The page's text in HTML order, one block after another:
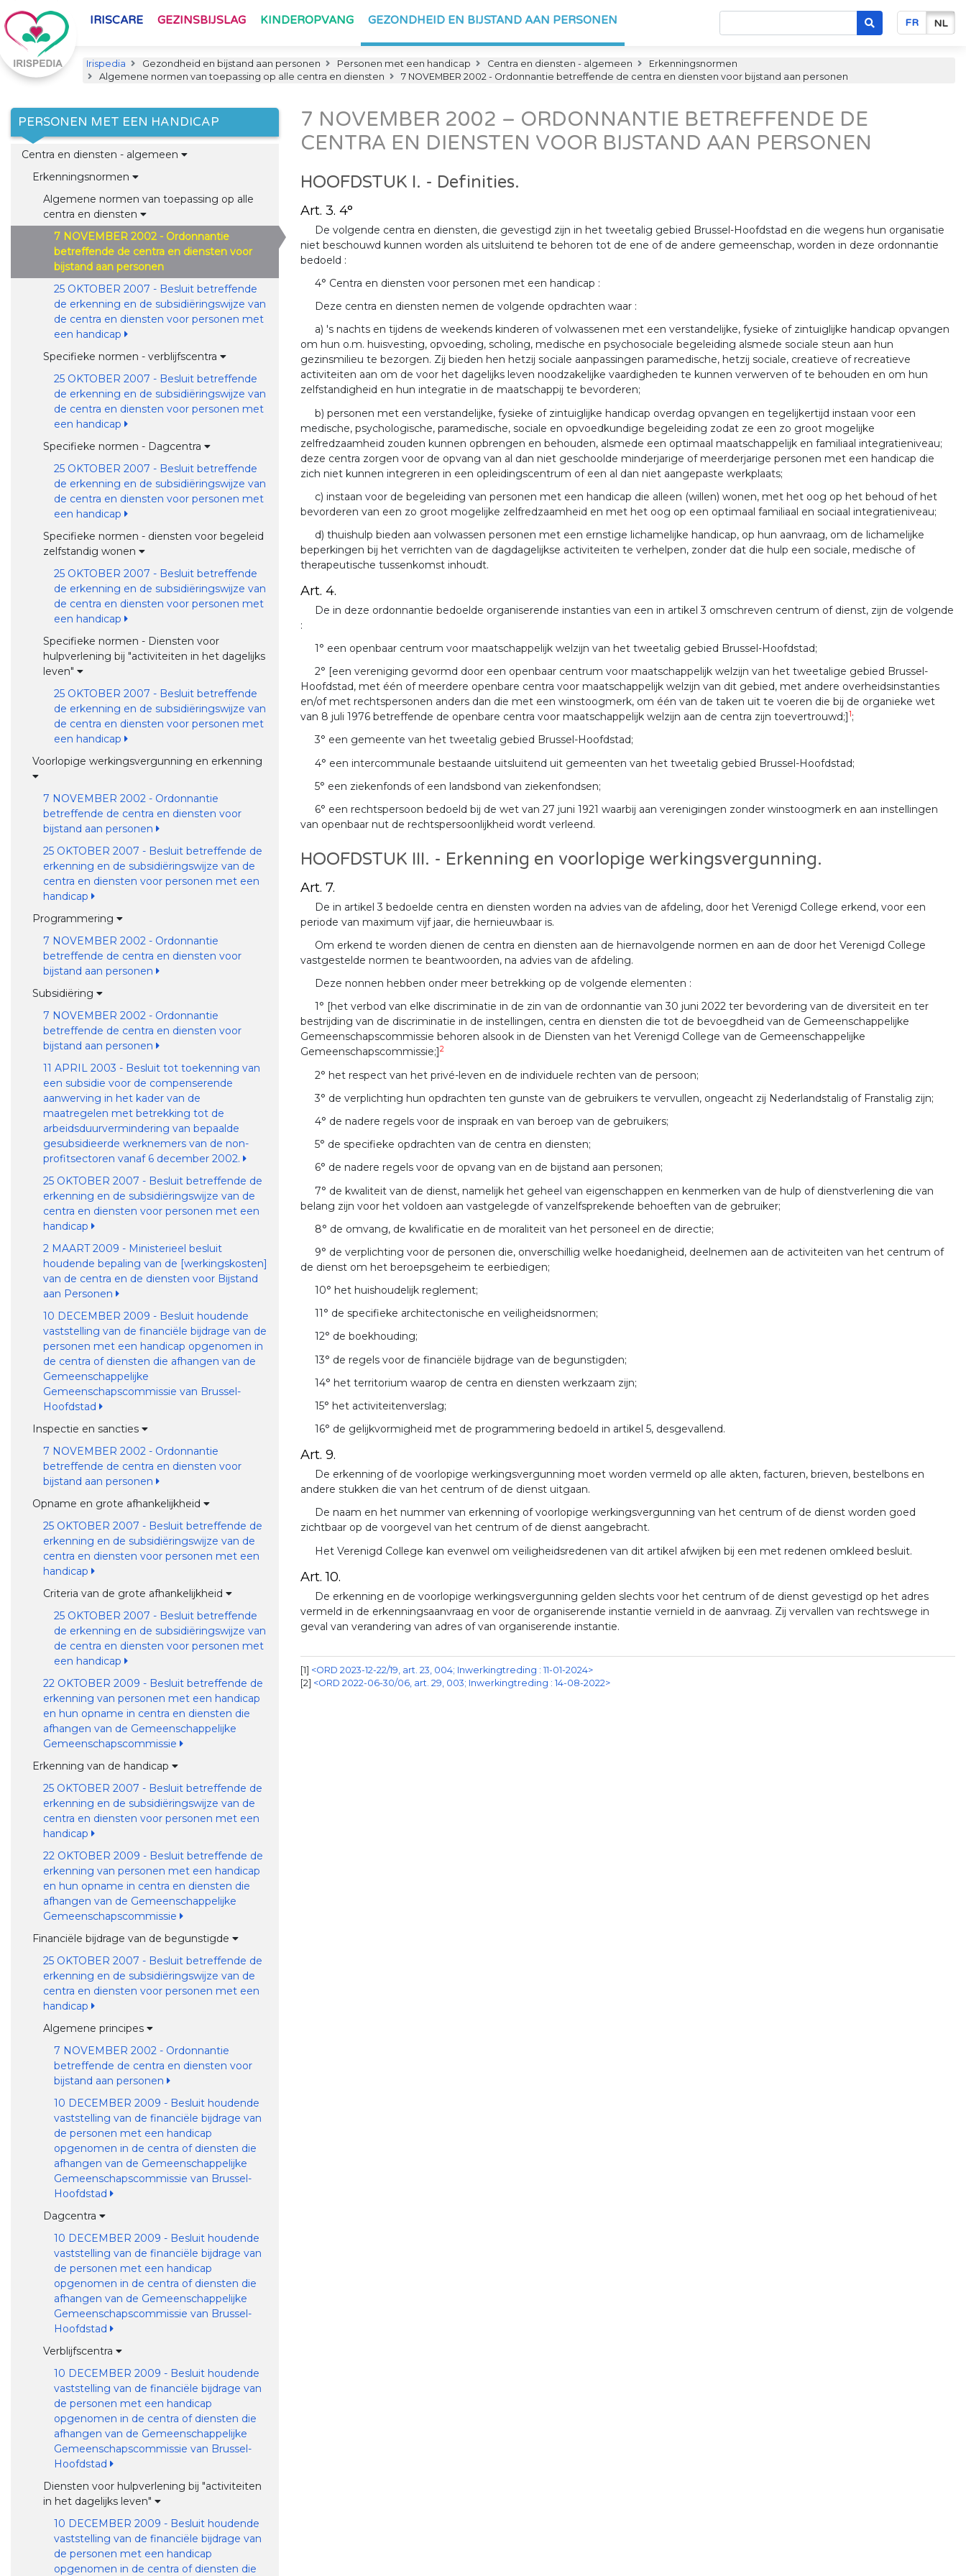
IRISCARE GEZINSBIJSLAG KINDEROPVANG GEZONDHEID EN BIJSTAND AAN PERSONEN FR NL
Irispedia Gezondheid en bijstand aan personen Personen met een handicap Centra en diensten - algemeen
Erkenningsnormen
Algemene normen van toepassing op alle centra en diensten
7 NOVEMBER 2002 - Ordonnantie betreffende de centra en diensten voor bijstand aan personen
PERSONEN MET EEN HANDICAP
Centra en diensten - algemeen
Erkenningsnormen
Algemene normen van toepassing op alle
centra en diensten
7 NOVEMBER 2002 - Ordonnantie
betreffende de centra en diensten voor
bijstand aan personen
25 OKTOBER 2007 - Besluit betreffende
de erkenning en de subsidiëringswijze van
de centra en diensten voor personen met
een handicap
Specifieke normen - verblijfscentra
25 OKTOBER 2007 - Besluit betreffende
de erkenning en de subsidiëringswijze van
de centra en diensten voor personen met
een handicap
Specifieke normen - Dagcentra
25 OKTOBER 2007 - Besluit betreffende
de erkenning en de subsidiëringswijze van
de centra en diensten voor personen met
een handicap
Specifieke normen - diensten voor begeleid
zelfstandig wonen
25 OKTOBER 2007 - Besluit betreffende
de erkenning en de subsidiëringswijze van
de centra en diensten voor personen met
een handicap
Specifieke normen - Diensten voor
hulpverlening bij "activiteiten in het dagelijks
leven"
25 OKTOBER 2007 - Besluit betreffende
de erkenning en de subsidiëringswijze van
de centra en diensten voor personen met
een handicap
Voorlopige werkingsvergunning en erkenning
7 NOVEMBER 2002 - Ordonnantie
betreffende de centra en diensten voor
bijstand aan personen
25 OKTOBER 2007 - Besluit betreffende de
erkenning en de subsidiëringswijze van de
centra en diensten voor personen met een
handicap
Programmering
7 NOVEMBER 2002 - Ordonnantie
betreffende de centra en diensten voor
bijstand aan personen
Subsidiëring
7 NOVEMBER 2002 - Ordonnantie
betreffende de centra en diensten voor
bijstand aan personen
11 APRIL 2003 - Besluit tot toekenning van
een subsidie voor de compenserende
aanwerving in het kader van de
maatregelen met betrekking tot de
arbeidsduurvermindering van bepaalde
gesubsidieerde werknemers van de non-
profitsectoren vanaf 6 december 2002.
25 OKTOBER 2007 - Besluit betreffende de
erkenning en de subsidiëringswijze van de
centra en diensten voor personen met een
handicap
2 MAART 2009 - Ministerieel besluit
houdende bepaling van de [werkingskosten]
van de centra en de diensten voor Bijstand
aan Personen
10 DECEMBER 2009 - Besluit houdende
vaststelling van de financiële bijdrage van de
personen met een handicap opgenomen in
de centra of diensten die afhangen van de
Gemeenschappelijke
Gemeenschapscommissie van Brussel-
Hoofdstad
Inspectie en sancties
7 NOVEMBER 2002 - Ordonnantie
betreffende de centra en diensten voor
bijstand aan personen
Opname en grote afhankelijkheid
25 OKTOBER 2007 - Besluit betreffende de
erkenning en de subsidiëringswijze van de
centra en diensten voor personen met een
handicap
Criteria van de grote afhankelijkheid
25 OKTOBER 2007 - Besluit betreffende
de erkenning en de subsidiëringswijze van
de centra en diensten voor personen met
een handicap
22 OKTOBER 2009 - Besluit betreffende de
erkenning van personen met een handicap
en hun opname in centra en diensten die
afhangen van de Gemeenschappelijke
Gemeenschapscommissie
Erkenning van de handicap
25 OKTOBER 2007 - Besluit betreffende de
erkenning en de subsidiëringswijze van de
centra en diensten voor personen met een
handicap
22 OKTOBER 2009 - Besluit betreffende de
erkenning van personen met een handicap
en hun opname in centra en diensten die
afhangen van de Gemeenschappelijke
Gemeenschapscommissie
Financiële bijdrage van de begunstigde
25 OKTOBER 2007 - Besluit betreffende de
erkenning en de subsidiëringswijze van de
centra en diensten voor personen met een
handicap
Algemene principes
7 NOVEMBER 2002 - Ordonnantie
betreffende de centra en diensten voor
bijstand aan personen
10 DECEMBER 2009 - Besluit houdende
vaststelling van de financiële bijdrage van
de personen met een handicap
opgenomen in de centra of diensten die
afhangen van de Gemeenschappelijke
Gemeenschapscommissie van Brussel-
Hoofdstad
Dagcentra
10 DECEMBER 2009 - Besluit houdende
vaststelling van de financiële bijdrage van
de personen met een handicap
opgenomen in de centra of diensten die
afhangen van de Gemeenschappelijke
Gemeenschapscommissie van Brussel-
Hoofdstad
Verblijfscentra
10 DECEMBER 2009 - Besluit houdende
vaststelling van de financiële bijdrage van
de personen met een handicap
opgenomen in de centra of diensten die
afhangen van de Gemeenschappelijke
Gemeenschapscommissie van Brussel-
Hoofdstad
Diensten voor hulpverlening bij "activiteiten
in het dagelijks leven"
10 DECEMBER 2009 - Besluit houdende
vaststelling van de financiële bijdrage van
de personen met een handicap
opgenomen in de centra of diensten die
7 NOVEMBER 2002 – ORDONNANTIE BETREFFENDE DE
CENTRA EN DIENSTEN VOOR BIJSTAND AAN PERSONEN
HOOFDSTUK I. - Definities.
Art. 3. 4°
De volgende centra en diensten, die gevestigd zijn in het tweetalig gebied Brussel-Hoofdstad en die wegens hun organisatie
niet beschouwd kunnen worden als uitsluitend te behoren tot de ene of de andere gemeenschap, worden in deze ordonnantie
bedoeld :
4° Centra en diensten voor personen met een handicap :
Deze centra en diensten nemen de volgende opdrachten waar :
a) 's nachts en tijdens de weekends kinderen of volwassenen met een verstandelijke, fysieke of zintuiglijke handicap opvangen
om hun o.m. huisvesting, opvoeding, scholing, medische en psychosociale begeleiding alsmede sociale steun aan hun
gezinsmilieu te bezorgen. Zij bieden hen hetzij sociale aanpassingen paramedische, hetzij sociale, creatieve of recreatieve
activiteiten aan om de voor het dagelijks leven noodzakelijke vaardigheden te kunnen verwerven of te behouden en om hun
zelfstandigheid en hun integratie in de maatschappij te bevorderen;
b) personen met een verstandelijke, fysieke of zintuiglijke handicap overdag opvangen en tegelijkertijd instaan voor een
medische, psychologische, paramedische, sociale en opvoedkundige begeleiding zodat ze een zo groot mogelijke
zelfredzaamheid zouden kunnen opbrengen en behouden, alsmede een optimaal maatschappelijk en familiaal integratieniveau;
deze centra zorgen voor de opvang van al dan niet geschoolde minderjarige of meerderjarige personen met een handicap die
zich niet kunnen integreren in een opleidingscentrum of een al dan niet aangepaste werkplaats;
c) instaan voor de begeleiding van personen met een handicap die alleen (willen) wonen, met het oog op het behoud of het
bevorderen van een zo groot mogelijke zelfredzaamheid en met het oog op een optimaal familiaal en sociaal integratieniveau;
d) thuishulp bieden aan volwassen personen met een ernstige lichamelijke handicap, op hun aanvraag, om de lichamelijke
beperkingen bij het verrichten van de dagdagelijkse activiteiten te verhelpen, zonder dat die hulp een sociale, medische of
therapeutische tussenkomst inhoudt.
Art. 4.
De in deze ordonnantie bedoelde organiserende instanties van een in artikel 3 omschreven centrum of dienst, zijn de volgende
:
1° een openbaar centrum voor maatschappelijk welzijn van het tweetalig gebied Brussel-Hoofdstad;
2° [een vereniging gevormd door een openbaar centrum voor maatschappelijk welzijn van het tweetalige gebied Brussel-
Hoofdstad, met één of meerdere openbare centra voor maatschappelijk welzijn van dit gebied, met andere overheidsinstanties
en/of met rechtspersonen anders dan die met een winstoogmerk, om één van de taken uit te voeren die bij de organieke wet
van 8 juli 1976 betreffende de openbare centra voor maatschappelijk welzijn aan de centra zijn toevertrouwd;]1;
3° een gemeente van het tweetalig gebied Brussel-Hoofdstad;
4° een intercommunale bestaande uitsluitend uit gemeenten van het tweetalig gebied Brussel-Hoofdstad;
5° een ziekenfonds of een landsbond van ziekenfondsen;
6° een rechtspersoon bedoeld bij de wet van 27 juni 1921 waarbij aan verenigingen zonder winstoogmerk en aan instellingen
van openbaar nut de rechtspersoonlijkheid wordt verleend.
HOOFDSTUK III. - Erkenning en voorlopige werkingsvergunning.
Art. 7.
De in artikel 3 bedoelde centra en diensten worden na advies van de afdeling, door het Verenigd College erkend, voor een
periode van maximum vijf jaar, die hernieuwbaar is.
Om erkend te worden dienen de centra en diensten aan de hiernavolgende normen en aan de door het Verenigd College
vastgestelde normen te beantwoorden, na advies van de afdeling.
Deze nonnen hebben onder meer betrekking op de volgende elementen :
1° [het verbod van elke discriminatie in de zin van de ordonnantie van 30 juni 2022 ter bevordering van de diversiteit en ter
bestrijding van de discriminatie in de instellingen, centra en diensten die tot de bevoegdheid van de Gemeenschappelijke
Gemeenschapscommissie behoren alsook in de Diensten van het Verenigd College van de Gemeenschappelijke
Gemeenschapscommissie;]2
2° het respect van het privé-leven en de individuele rechten van de persoon;
3° de verplichting hun opdrachten ten gunste van de gebruikers te vervullen, ongeacht zij Nederlandstalig of Franstalig zijn;
4° de nadere regels voor de inspraak en van beroep van de gebruikers;
5° de specifieke opdrachten van de centra en diensten;
6° de nadere regels voor de opvang van en de bijstand aan personen;
7° de kwaliteit van de dienst, namelijk het geheel van eigenschappen en kenmerken van de hulp of dienstverlening die van
belang zijn voor het voldoen aan vastgelegde of vanzelfsprekende behoeften van de gebruiker;
8° de omvang, de kwalificatie en de moraliteit van het personeel en de directie;
9° de verplichting voor de personen die, onverschillig welke hoedanigheid, deelnemen aan de activiteiten van het centrum of
de dienst om het beroepsgeheim te eerbiedigen;
10° het huishoudelijk reglement;
11° de specifieke architectonische en veiligheidsnormen;
12° de boekhouding;
13° de regels voor de financiële bijdrage van de begunstigden;
14° het territorium waarop de centra en diensten werkzaam zijn;
15° het activiteitenverslag;
16° de gelijkvormigheid met de programmering bedoeld in artikel 5, desgevallend.
Art. 9.
De erkenning of de voorlopige werkingsvergunning moet worden vermeld op alle akten, facturen, brieven, bestelbons en
andere stukken die van het centrum of de dienst uitgaan.
De naam en het nummer van erkenning of voorlopige werkingsvergunning van het centrum of de dienst worden goed
zichtbaar op de voorgevel van het centrum of de dienst aangebracht.
Het Verenigd College kan evenwel om veiligheidsredenen van dit artikel afwijken bij een met redenen omkleed besluit.
Art. 10.
De erkenning en de voorlopige werkingsvergunning gelden slechts voor het centrum of de dienst gevestigd op het adres
vermeld in de erkenningsaanvraag en voor de organiserende instantie vernield in de aanvraag. Zij vervallen van rechtswege in
geval van verandering van adres of van organiserende instantie.
1 <ORD 2023-12-22/19, art. 23, 004; Inwerkingtreding : 11-01-2024>
2 <ORD 2022-06-30/06, art. 29, 003; Inwerkingtreding : 14-08-2022>